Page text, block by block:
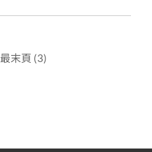
最末頁 (3)